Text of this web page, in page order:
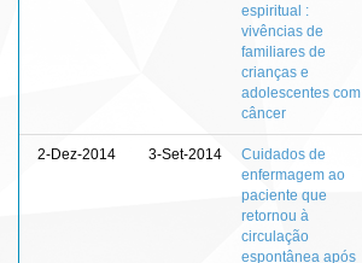
espiritual :
vivências de
familiares de
crianças e
adolescentes com
câncer
2-Dez-2014 3-Set-2014
Cuidados de
enfermagem ao
paciente que
retornou à
circulação
espontânea após